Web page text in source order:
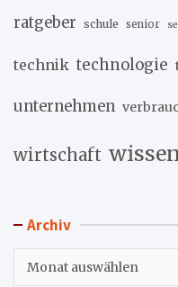
ratgeber schule senior
technik technologie
unternehmen
wirtschaft
Archiv